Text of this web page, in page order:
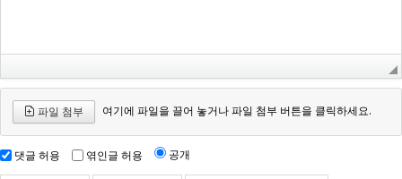
파일 첨부 여기에 파일을 끌어 놓거나 파일 첨부 버튼을 클릭하세요.
댓글 허용 엮인글 허용 공개